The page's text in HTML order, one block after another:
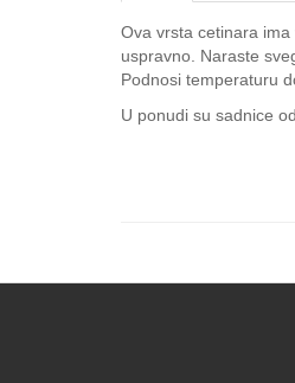
Ova vrsta cetinara
uspravno. Naraste
Podnosi temperaturu
U ponudi su sadnice